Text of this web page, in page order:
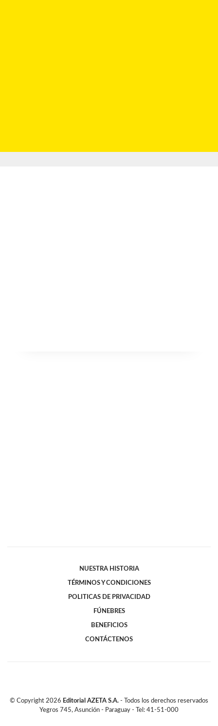
NUESTRA HISTORIA
TÉRMINOS Y CONDICIONES
POLITICAS DE PRIVACIDAD
FÚNEBRES
BENEFICIOS
CONTÁCTENOS
© Copyright 2026 Editorial AZETA S.A. - Todos los derechos reservados
Yegros 745, Asunción - Paraguay - Tel: 41-51-000